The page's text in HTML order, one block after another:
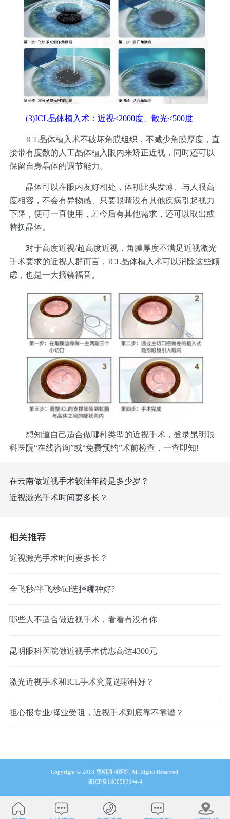
(3)ICL晶体植入术：近视≤2000度、散光≤500度
ICL晶体植入术不破坏角膜组织，不减少角膜厚度，直
接带有度数的人工晶体植入眼内来矫正近视，同时还可以
保留自身晶体的调节能力。
晶体可以在眼内友好相处，体积比头发薄、与人眼高
度相容，不会有异物感、只要眼睛没有其他疾病引起视力
下降，便可一直使用，若今后有其他需求，还可以取出或
替换晶体。
对于高度近视/超高度近视，角膜厚度不满足近视激光
手术要求的近视人群而言，ICL晶体植入术可以消除这些顾
虑，也是一大摘镜福音。
想知道自己适合做哪种类型的近视手术，登录昆明眼
科医院“在线咨询”或“免费预约”术前检查，一查即知!
在云南做近视手术较佳年龄是多少岁？
近视激光手术时间要多长？
相关推荐
近视激光手术时间要多长？
全飞秒/半飞秒/icl选择哪种好?
哪些人不适合做近视手术，看看有没有你
昆明眼科医院做近视手术优惠高达4300元
激光近视手术和ICL手术究竟选哪种好？
担心报专业/择业受阻，近视手术到底靠不靠谱？
Copyright © 2018 昆明眼科医院 All Rights Reserved.
滇ICP备18009831号-4